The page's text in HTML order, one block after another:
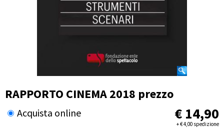
RAPPORTO CINEMA 2018 prezzo
Acquista online € 14,90
+€4,00 spedizione